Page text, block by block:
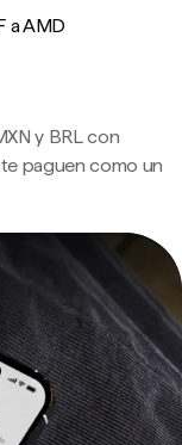
a AMD
y BRL con
paguen como un